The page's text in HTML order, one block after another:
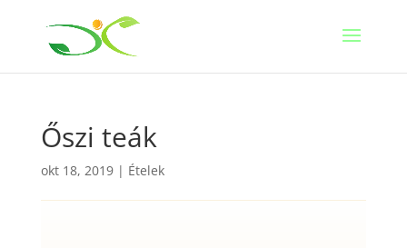
Őszi teák
okt 18, 2019| Ételek